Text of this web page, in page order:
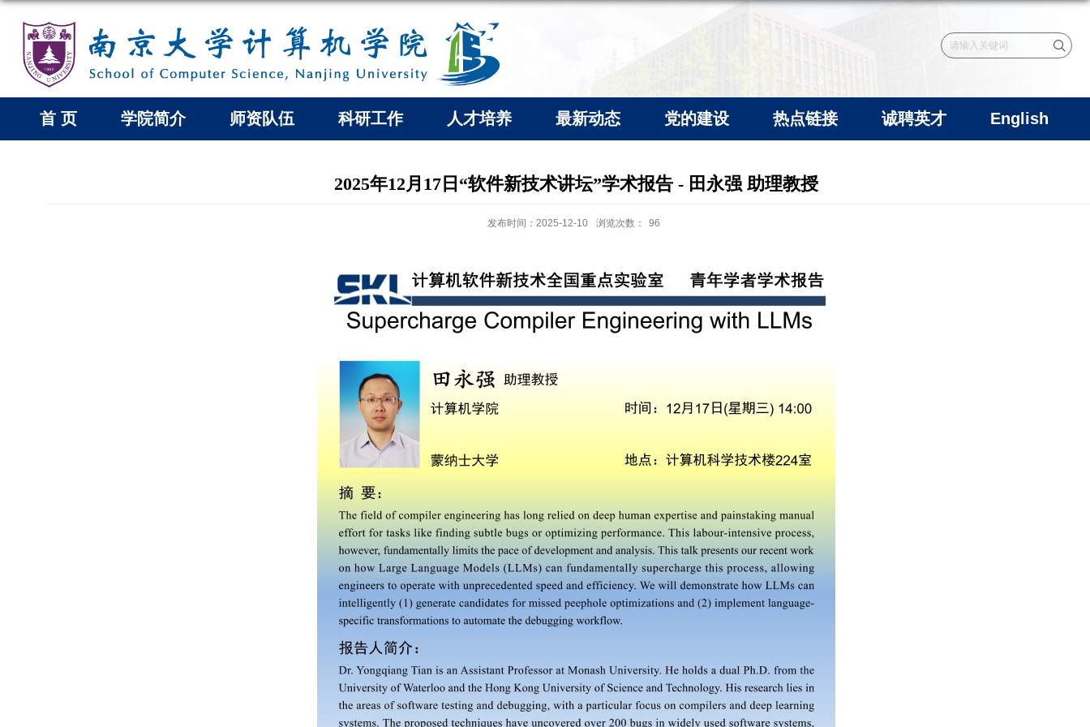
首 页 学院简介 师资队伍 科研工作 人才培养 最新动态 党的建设 热点链接 诚聘英才 English
2025年12月17日“软件新技术讲坛”学术报告 - 田永强 助理教授
发布时间：2025-12-10 浏览次数： 96